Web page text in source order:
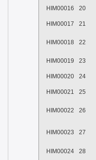
HIM00016
20
HIM00017 21
HIM00018 22
HIM00019 23
HIM00020
24
HIM00021 25
HIM00022 26
HIM00023 27
HIM00024
28